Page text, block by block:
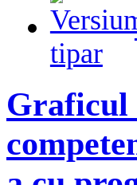
Graficul